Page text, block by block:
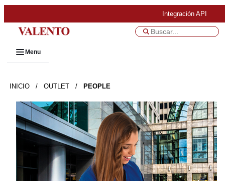
Integración API
Menu
INICIO / OUTLET / PEOPLE